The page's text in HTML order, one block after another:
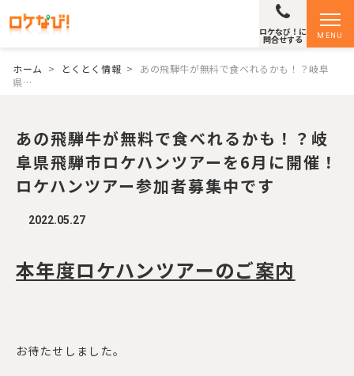
MENU
ロケなび！に
問合せする
ホーム > とくとく情報 >
あの飛騨牛が無料で食べれるかも！？岐阜
県…
あの飛騨牛が無料で食べれるかも！？岐
阜県飛騨市ロケハンツアーを6月に開催！
ロケハンツアー参加者募集中です
2022.05.27
本年度ロケハンツアーのご案内
お待たせしました。